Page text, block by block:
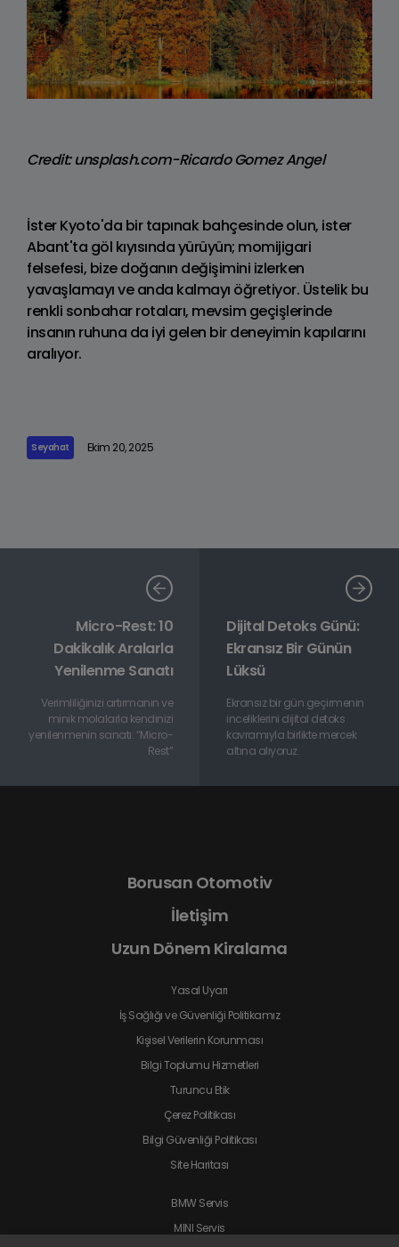
Credit: unsplash.com-Ricardo Gomez Angel
İster Kyoto'da bir tapınak bahçesinde olun, ister
Abant'ta göl kıyısında yürüyün; momijigari
felsefesi, bize doğanın değişimini izlerken
yavaşlamayı ve anda kalmayı öğretiyor. Üstelik bu
renkli sonbahar rotaları, mevsim geçişlerinde
insanın ruhuna da iyi gelen bir deneyimin kapılarını
aralıyor.
Seyahat Ekim 20, 2025
Micro-Rest: 10
Dakikalık Aralarla
Yenilenme Sanatı
Verimliliğinizi artırmanın ve
minik molalarla kendinizi
yenilenmenin sanatı: “Micro-
Rest”
Dijital Detoks Günü:
Ekransız Bir Günün
Lüksü
Ekransız bir gün geçirmenin
inceliklerini dijital detoks
kavramıyla birlikte mercek
altına alıyoruz.
Borusan Otomotiv
İletişim
Uzun Dönem Kiralama
Yasal Uyarı
İş Sağlığı ve Güvenliği Politikamız
Kişisel Verilerin Korunması
Bilgi Toplumu Hizmetleri
Turuncu Etik
Çerez Politikası
Bilgi Güvenliği Politikası
Site Haritası
BMW Servis
MINI Servis